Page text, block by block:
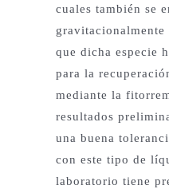
cuales también se
que dicha especie
para la
mediante la
resultados
una buena
con este tipo de
laboratorio tiene